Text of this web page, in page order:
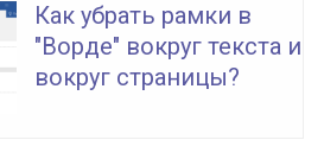
Как убрать рамки в
"Ворде" вокруг текста и
вокруг страницы?